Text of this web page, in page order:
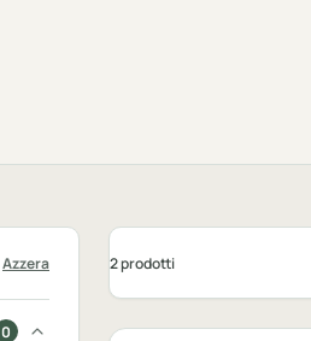
Azzera
0
2 prodotti
Personalizzabile